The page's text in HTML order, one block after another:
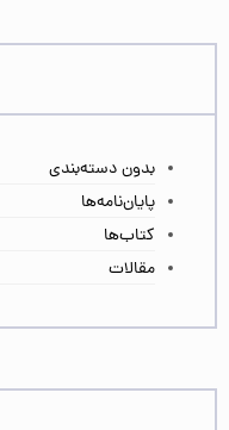
بدون دسته‌بندی
پایان‌نامه‌ها
کتاب‌ها
مقالات